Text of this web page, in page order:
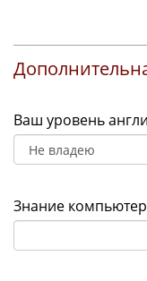
Ваш уровень
Знание